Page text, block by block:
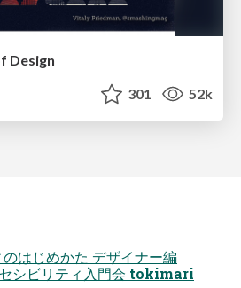
Design
301 52k
はじめかた デザイナー編
シビリティ入門会 tokimari